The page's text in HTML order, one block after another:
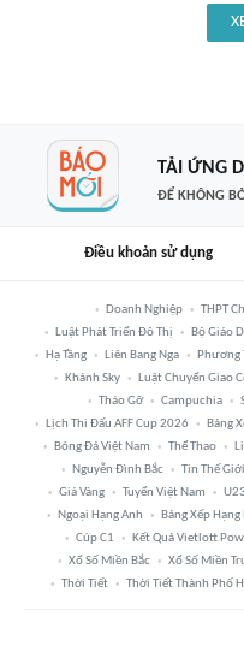
TẢI ỨNG
ĐỂ KHÔNG
Điều khoản sử dụng
Doanh Nghiệp THPT
Luật Phát Triển Đô Thị
Bộ Giáo
Hạ Tầng
Liên Bang Nga Phương
Khánh Sky
Luật Chuyển Giao
Tháo Gỡ
Campuchia
Lịch Thi Đấu AFF Cup 2026
Bảng
Bóng Đá Việt Nam
Thể Thao
Nguyễn Đình Bắc
Tin Thế Giới
Giá Vàng
Tuyển Việt Nam
Ngoại Hạng Anh
Bảng Xếp
Cúp C1
Kết Quả Vietlott
Xổ Số Miền Bắc
Xổ Số Miền
Thời Tiết
Thời Tiết Thành Phố